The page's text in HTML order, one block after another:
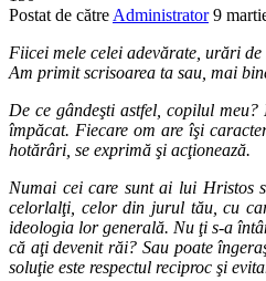
Postat de către Administrator 9
Fiicei mele celei adevărate, urări
Am primit scrisoarea ta sau, mai
De ce gândeşti astfel, copilul
împăcat. Fiecare om are îşi
hotărâri, se exprimă şi acţionează.
Numai cei care sunt ai lui Hristos
celorlalţi, celor din jurul tău, cu
ideologia lor generală. Nu ţi s-a
că aţi devenit răi? Sau poate
soluţie este respectul reciproc şi